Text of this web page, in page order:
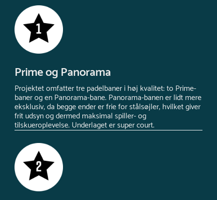
Prime og Panorama
Projektet omfatter tre padelbaner i høj kvalitet: to Prime-
baner og en Panorama-bane. Panorama-banen er lidt mere
eksklusiv, da begge ender er frie for stålsøjler, hvilket giver
frit udsyn og dermed maksimal spiller- og
tilskueroplevelse. Underlaget er super court.